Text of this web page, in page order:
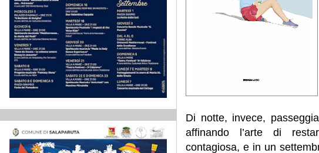
Di notte, invece,
affinando l’arte di
contagiosa, e in un